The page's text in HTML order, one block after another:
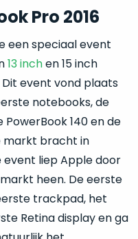
Pro 2016
een speciaal event
13 inchen 15 inch
event vond plaats
notebooks, de
140 en de
markt bracht in
event liep Apple door
heen. De eerste
trackpad, het
Retina display en ga